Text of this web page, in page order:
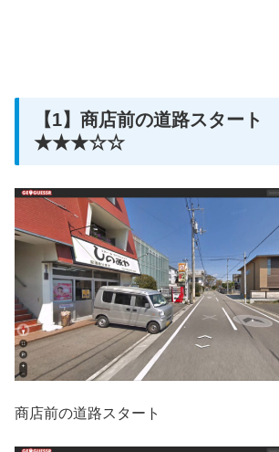
【1】商店前の道路スター
★★★☆☆
商店前の道路スタート